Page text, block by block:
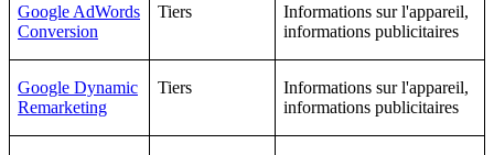
Google AdWords
Conversion
Tiers
Informations sur l'appareil,
informations publicitaires
Google Dynamic
Remarketing
Tiers
Informations sur l'appareil,
informations publicitaires